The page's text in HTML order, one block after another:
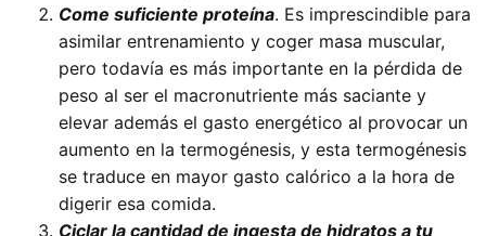
Come suficiente proteína. Es imprescindible para
asimilar entrenamiento y coger masa muscular,
pero todavía es más importante en la pérdida de
peso al ser el macronutriente más saciante y
elevar además el gasto energético al provocar un
aumento en la termogénesis, y esta termogénesis
se traduce en mayor gasto calórico a la hora de
digerir esa comida.
Ciclar la cantidad de ingesta de hidratos a tu